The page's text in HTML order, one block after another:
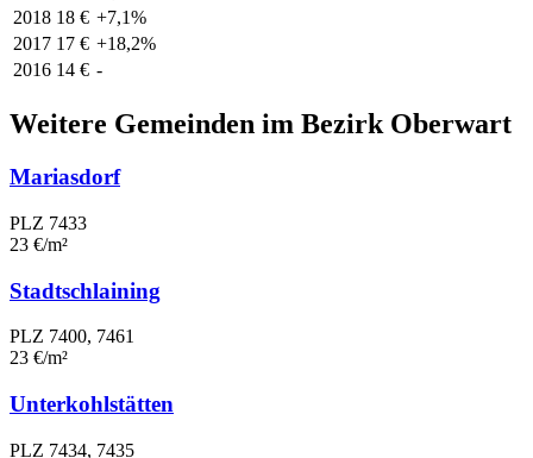
2018 18 € +7,1%
2017 17 € +18,2%
2016 14 € -
Weitere Gemeinden im Bezirk Oberwart
Mariasdorf
PLZ 7433
23 €/m²
Stadtschlaining
PLZ 7400, 7461
23 €/m²
Unterkohlstätten
PLZ 7434, 7435